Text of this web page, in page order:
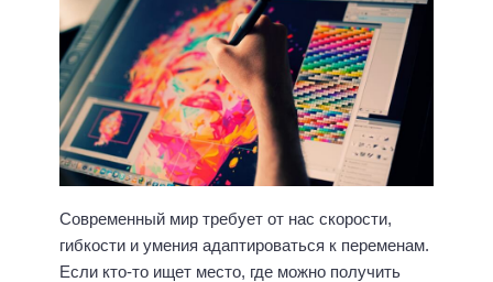
Современный мир требует от нас скорости,
гибкости и умения адаптироваться к переменам.
Если кто-то ищет место, где можно получить